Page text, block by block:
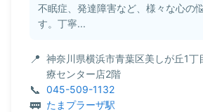
不眠症、発達障害など、様々な心の
す。丁寧...
神奈川県横浜市青葉区美しが丘1
療センター店2階
045-509-1132
たまプラーザ駅